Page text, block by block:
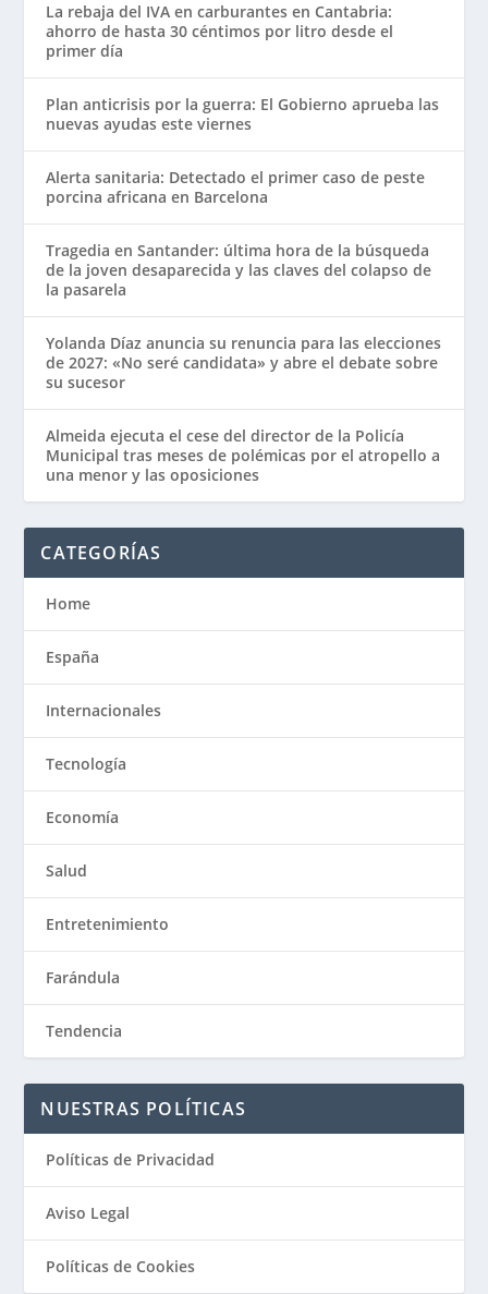
La rebaja del IVA en carburantes en Cantabria:
ahorro de hasta 30 céntimos por litro desde el
primer día
Plan anticrisis por la guerra: El Gobierno aprueba las
nuevas ayudas este viernes
Alerta sanitaria: Detectado el primer caso de peste
porcina africana en Barcelona
Tragedia en Santander: última hora de la búsqueda
de la joven desaparecida y las claves del colapso de
la pasarela
Yolanda Díaz anuncia su renuncia para las elecciones
de 2027: «No seré candidata» y abre el debate sobre
su sucesor
Almeida ejecuta el cese del director de la Policía
Municipal tras meses de polémicas por el atropello a
una menor y las oposiciones
CATEGORÍAS
Home
España
Internacionales
Tecnología
Economía
Salud
Entretenimiento
Farándula
Tendencia
NUESTRAS POLÍTICAS
Políticas de Privacidad
Aviso Legal
Políticas de Cookies